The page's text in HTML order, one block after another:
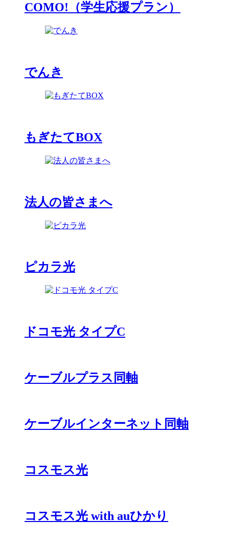
COMO!（学生応援プラン）
でんき
もぎたてBOX
法人の皆さまへ
ピカラ光
ドコモ光 タイプC
ケーブルプラス同軸
ケーブルインターネット同軸
コスモス光
コスモス光 with auひかり